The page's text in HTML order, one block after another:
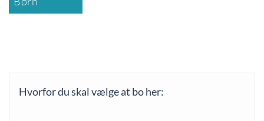
Hvorfor du skal vælge at bo her: